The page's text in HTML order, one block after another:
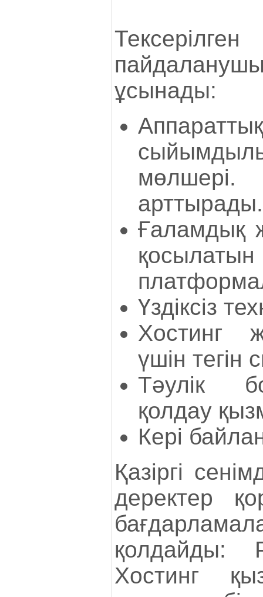
ұсынады:
мөлшері.
арттырады.
Ғаламдық
Үздіксіз
Хостинг
үшін тегін
Тәулік
қолдау
Кері
Қазіргі
деректер
қолдайды:
Хостинг